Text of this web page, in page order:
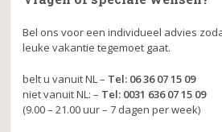
Bel ons voor een individueel advies
leuke vakantie tegemoet gaat.
belt u vanuit NL – Tel: 06 36 07 15 09
niet vanuit NL: – Tel: 0031 636 07 15 09
(9.00 – 21.00 uur – 7 dagen per week)